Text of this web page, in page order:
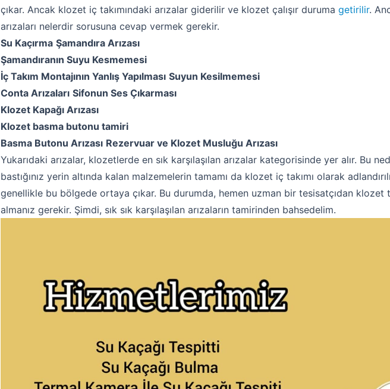
Hakkımızda
İletişim
çıkar. Ancak klozet iç takımındaki arızalar giderilir ve klozet çalışır duruma getirilir.
arızaları nelerdir sorusuna cevap vermek gerekir.
Su Kaçırma Şamandıra Arızası
Şamandıranın Suyu Kesmemesi
İç Takım Montajının Yanlış Yapılması Suyun Kesilmemesi
Conta Arızaları Sifonun Ses Çıkarması
Klozet Kapağı Arızası
Klozet basma butonu tamiri
Basma Butonu Arızası Rezervuar ve Klozet Musluğu Arızası
Yukarıdaki arızalar, klozetlerde en sık karşılaşılan arızalar kategorisinde yer alır. Bu
bastığınız yerin altında kalan malzemelerin tamamı da klozet iç takımı olarak
genellikle bu bölgede ortaya çıkar. Bu durumda, hemen uzman bir tesisatçıdan klozet
almanız gerekir. Şimdi, sık sık karşılaşılan arızaların tamirinden bahsedelim.